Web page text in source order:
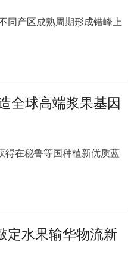
同产区成熟周期形成错峰上
全球高端浆果基因
得在秘鲁等国种植新优质蓝
定水果输华物流新